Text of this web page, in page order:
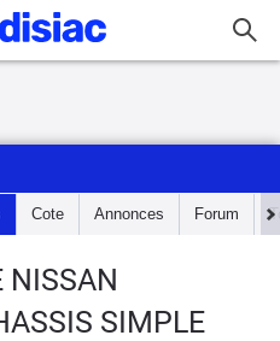
Cote Annonces Forum
NISSAN
SIMPLE